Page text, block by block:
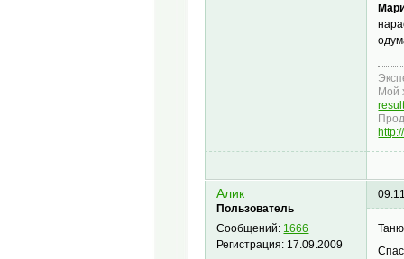
Мой
Алик
Пользователь
Сообщений: 1666
Регистрация: 17.09.2009